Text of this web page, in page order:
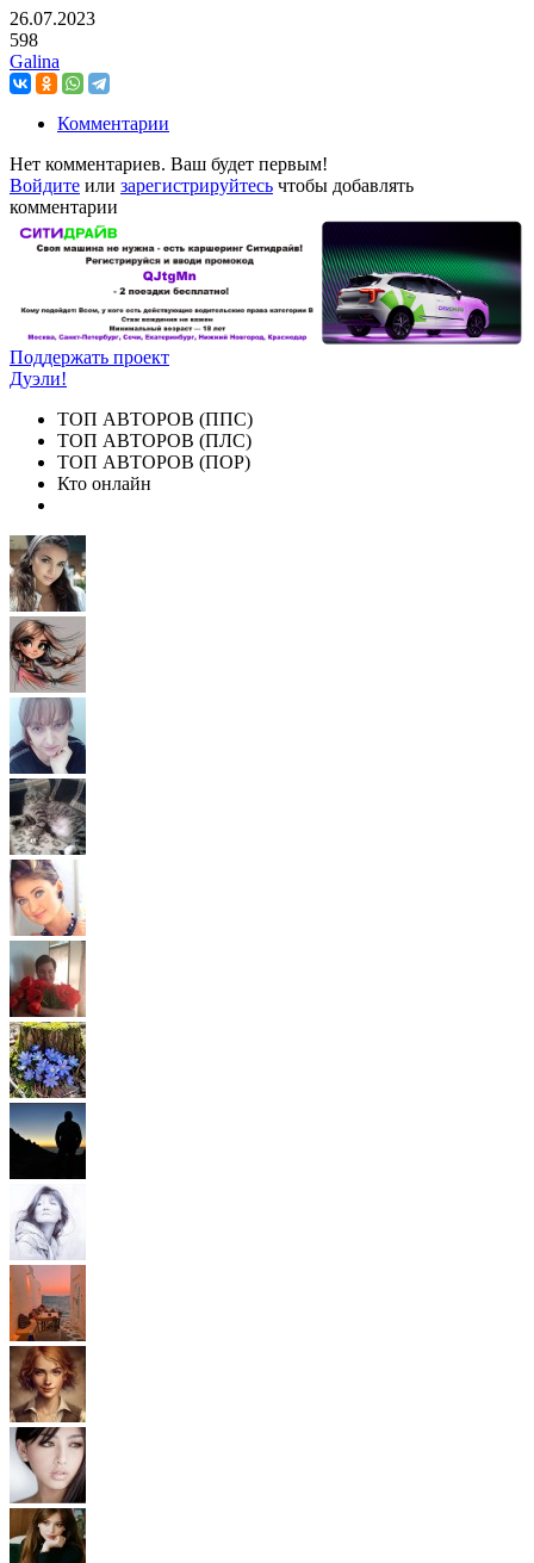
26.07.2023
598
Galina
Комментарии
Нет комментариев. Ваш будет первым!
Войдите или зарегистрируйтесь чтобы добавлять
комментарии
Поддержать проект
Дуэли!
ТОП АВТОРОВ (ППС)
ТОП АВТОРОВ (ПЛС)
ТОП АВТОРОВ (ПОР)
Кто онлайн